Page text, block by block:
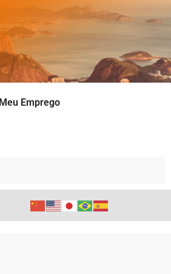
Meu Emprego